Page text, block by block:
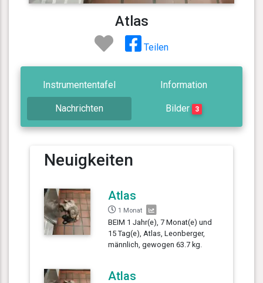
Atlas
Teilen
Instrumententafel Information
Nachrichten Bilder 3
Neuigkeiten
Atlas
1 Monat
BEIM 1 Jahr(e), 7 Monat(e) und
15 Tag(e), Atlas, Leonberger,
männlich, gewogen 63.7 kg.
Atlas